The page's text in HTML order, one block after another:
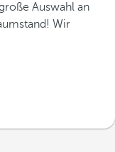
Auswahl an
Wir